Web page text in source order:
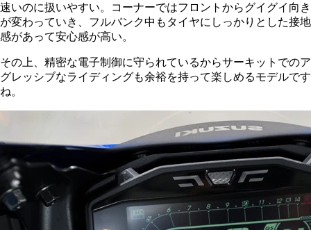
速いのに扱いやすい。コーナーではフロントからグイグイ向き
が変わっていき、フルバンク中もタイヤにしっかりとした接地
感があって安心感が高い。
その上、精密な電子制御に守られているからサーキットでのア
グレッシブなライディングも余裕を持って楽しめるモデルです
ね。